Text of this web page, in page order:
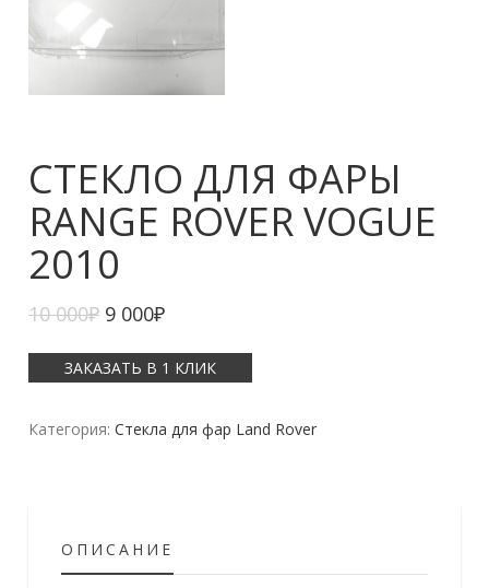
СТЕКЛО ДЛЯ ФАРЫ
RANGE ROVER VOGUE
2010
10 000₽ 9 000₽
ЗАКАЗАТЬ В 1 КЛИК
Категория:Стекла для фар Land Rover
ОПИСАНИЕ